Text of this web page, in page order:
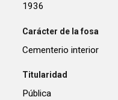
1936
Carácter de la fosa
Cementerio interior
Titularidad
Pública